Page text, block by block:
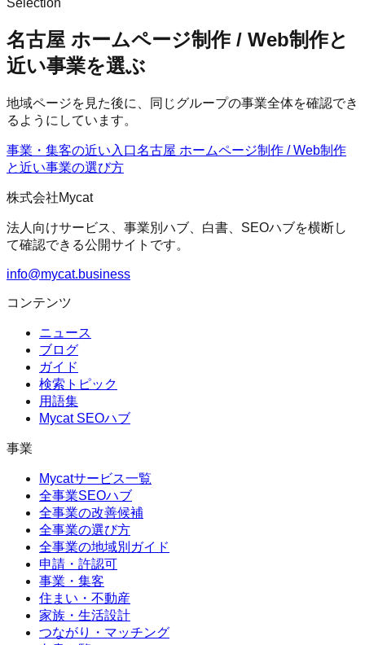
Selection
名古屋 ホームページ制作 / Web制作と
近い事業を選ぶ
地域ページを見た後に、同じグループの事業全体を確認でき
るようにしています。
事業・集客の近い入口名古屋 ホームページ制作 / Web制作
と近い事業の選び方
株式会社Mycat
法人向けサービス、事業別ハブ、白書、SEOハブを横断し
て確認できる公開サイトです。
info@mycat.business
コンテンツ
ニュース
ブログ
ガイド
検索トピック
用語集
Mycat SEOハブ
事業
Mycatサービス一覧
全事業SEOハブ
全事業の改善候補
全事業の選び方
全事業の地域別ガイド
申請・許認可
事業・集客
住まい・不動産
家族・生活設計
つながり・マッチング